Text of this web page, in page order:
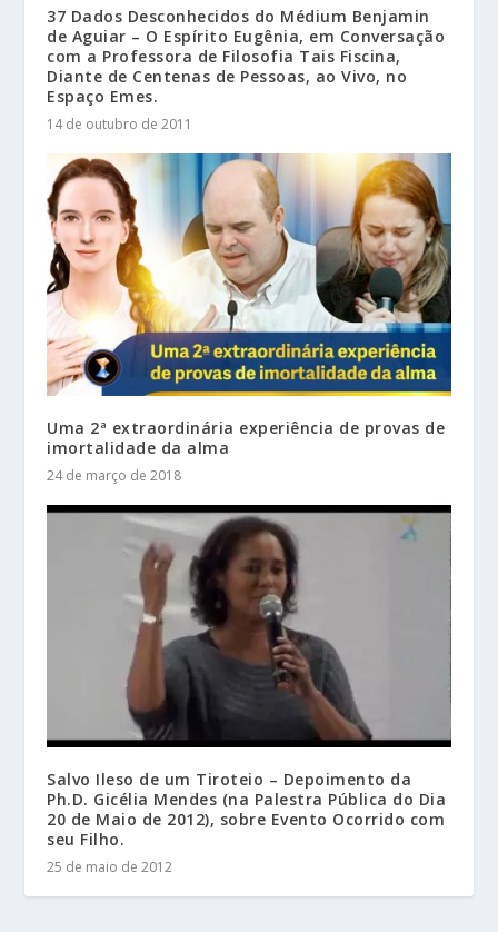
37 Dados Desconhecidos do Médium Benjamin
de Aguiar – O Espírito Eugênia, em Conversação
com a Professora de Filosofia Tais Fiscina,
Diante de Centenas de Pessoas, ao Vivo, no
Espaço Emes.
14 de outubro de 2011
Uma 2ª extraordinária experiência de provas de
imortalidade da alma
24 de março de 2018
Salvo Ileso de um Tiroteio – Depoimento da
Ph.D. Gicélia Mendes (na Palestra Pública do Dia
20 de Maio de 2012), sobre Evento Ocorrido com
seu Filho.
25 de maio de 2012